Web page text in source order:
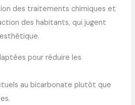
des traitements chimiques et
des habitants, qui jugent
pour réduire les
au bicarbonate plutôt que